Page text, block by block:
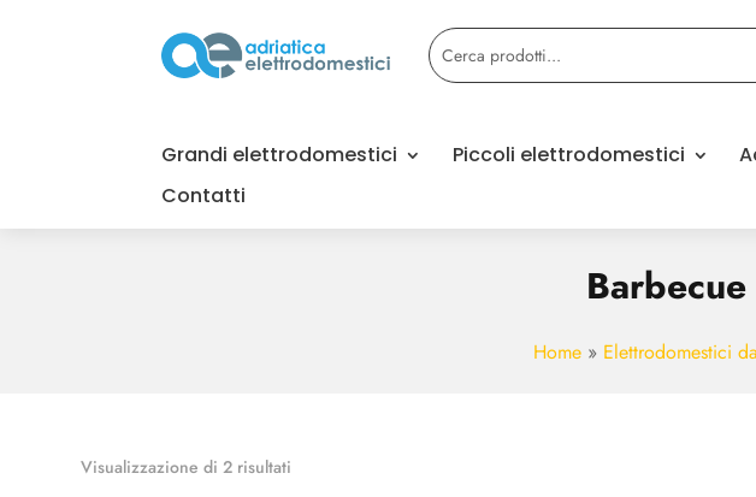
Grandi elettrodomestici Piccoli elettrodomestici
Contatti
Home » Elettrodomestici
Visualizzazione di 2 risultati